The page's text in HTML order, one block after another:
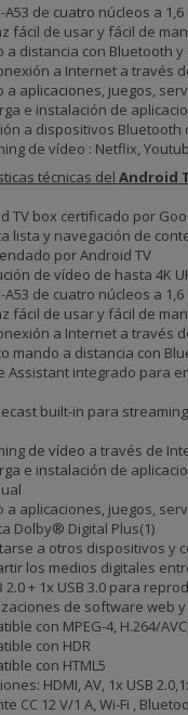
A53 de cuatro núcleos a 1,6
fácil de usar y fácil de
a distancia con Bluetooth
a Internet a través
a aplicaciones, juegos,
e instalación de
a dispositivos Bluetooth
de vídeo : Netflix,
técnicas del Android
TV box certificado por
lista y navegación de
por Android TV
de vídeo de hasta 4K
A53 de cuatro núcleos a 1,6
fácil de usar y fácil de
a Internet a través
mando a distancia con
Assistant integrado para
built-in para
de vídeo a través de
e instalación de
a aplicaciones, juegos,
Dolby® Digital Plus(1)
a otros dispositivos y
los medios digitales
2.0 + 1x USB 3.0 para
de software web
con MPEG-4, H.264/
con HDR
con HTML5
HDMI, AV, 1x USB
CC 12 V/1 A, Wi-Fi ,